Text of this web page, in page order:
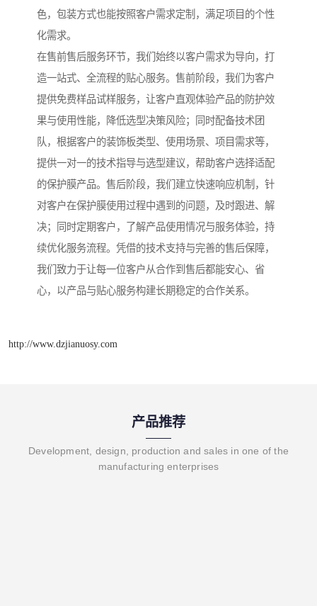
色，包装方式也能按照客户需求定制，满足项目的个性
化需求。
在售前售后服务环节，我们始终以客户需求为导向，打
造一站式、全流程的贴心服务。售前阶段，我们为客户
提供免费样品试样服务，让客户直观体验产品的防护效
果与使用性能，降低选型决策风险；同时配备技术团
队，根据客户的装饰板类型、使用场景、项目需求等，
提供一对一的技术指导与选型建议，帮助客户选择适配
的保护膜产品。售后阶段，我们建立快速响应机制，针
对客户在保护膜使用过程中遇到的问题，及时跟进、解
决；同时定期客户，了解产品使用情况与服务体验，持
续优化服务流程。凭借的技术支持与完善的售后保障，
我们致力于让每一位客户从合作到售后都能安心、省
心，以产品与贴心服务构建长期稳定的合作关系。
http://www.dzjianuosy.com
产品推荐
Development, design, production and sales in one of the
manufacturing enterprises